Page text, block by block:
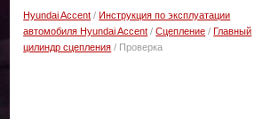
Hyundai Accent /Инструкция по эксплуатации
автомобиля Hyundai Accent /Сцепление /Главный
цилиндр сцепления / Проверка